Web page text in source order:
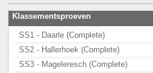
Klassementsproeven
SS1 - Daarle (Complete)
SS2 - Hallerhoek (Complete)
SS3 - Mageleresch (Complete)